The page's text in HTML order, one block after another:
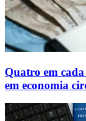
Quatro em
em economia